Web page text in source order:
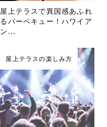
屋上テラスで異国感あふれ
るバーベキュー！ハワイア
ン...
屋上テラスの楽しみ方